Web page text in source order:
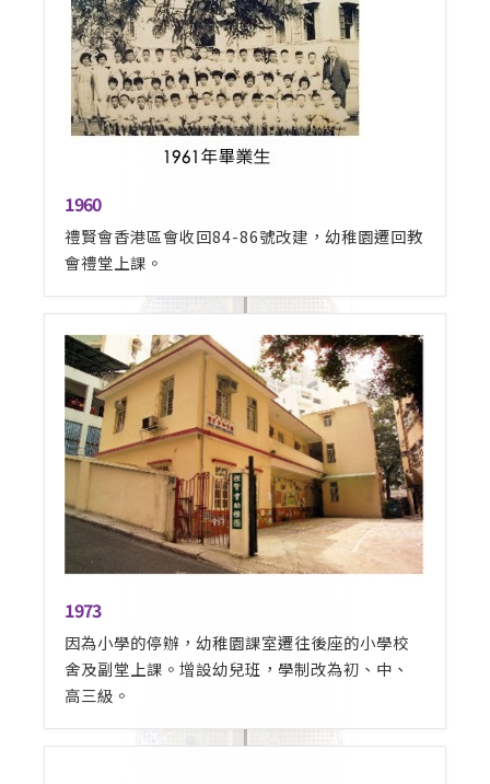
1960
禮賢會香港區會收回84-86號改建，幼稚園遷回教
會禮堂上課。
1973
因為小學的停辦，幼稚園課室遷往後座的小學校
舍及副堂上課。增設幼兒班，學制改為初、中、
高三級。